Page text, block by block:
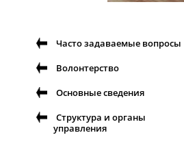
Часто задаваемые вопросы
Волонтерство
Основные сведения
Структура и органы
управления